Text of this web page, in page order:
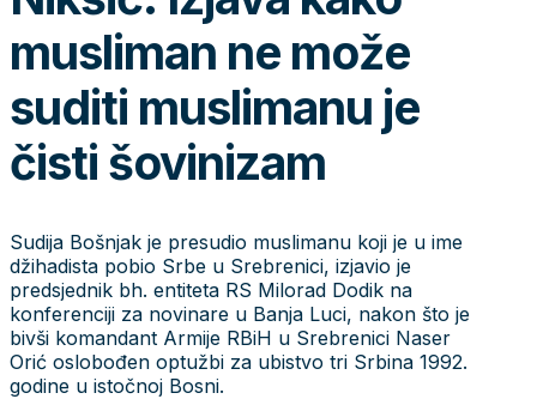
musliman ne može
suditi muslimanu je
čisti šovinizam
Sudija Bošnjak je presudio muslimanu koji je u ime
džihadista pobio Srbe u Srebrenici, izjavio je
predsjednik bh. entiteta RS Milorad Dodik na
konferenciji za novinare u Banja Luci, nakon što je
bivši komandant Armije RBiH u Srebrenici Naser
Orić oslobođen optužbi za ubistvo tri Srbina 1992.
godine u istočnoj Bosni.